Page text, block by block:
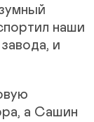
наши
и
а Сашин